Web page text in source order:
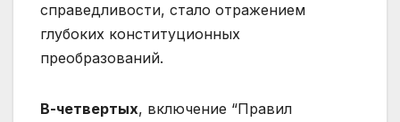
справедливости, стало отражением
глубоких конституционных
преобразований.
В-четвертых, включение “Правил